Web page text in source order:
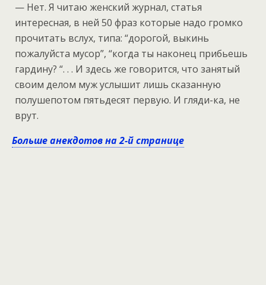
— Нет. Я читаю женский журнал, статья
интересная, в ней 50 фраз которые надо громко
прочитать вслух, типа: “дорогой, выкинь
пожалуйста мусор”, “когда ты наконец прибьешь
гардину? “. . . И здесь же говорится, что занятый
своим делом муж услышит лишь сказанную
полушепотом пятьдесят первую. И гляди-ка, не
врут.
Больше анекдотов на 2-й странице